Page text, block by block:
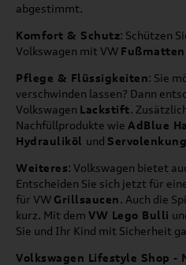
abgestimmt.
Komfort & Schutz: Schützen
Volkswagen mit VW Fußmatten
Pflege & Flüssigkeiten: Sie
verschwinden lassen? Dann
Volkswagen Lackstift.
Nachfüllprodukte wie AdBlue
Hydrauliköl und
Weiteres: Volkswagen bietet
Entscheiden Sie sich jetzt für
für VW Grillsaucen. Auch die
kurz. Mit dem VW Lego Bulli
Sie und Ihr Kind mit Sicherheit
Volkswagen Lifestyle Shop -